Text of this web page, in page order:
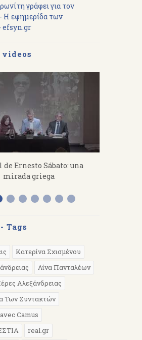
γράφει για τον
Η εφημερίδα των
efsyn.gr
videos
Ernesto Sábato: una
mirada griega
Tags
Κατερίνα Σχισμένου
Λίνα Πανταλέων
Αλεξάνδρειας
Των Συντακτών
Camus
real.gr